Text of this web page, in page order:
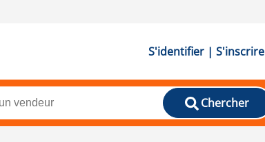
S'identifier | S'inscrire
Chercher